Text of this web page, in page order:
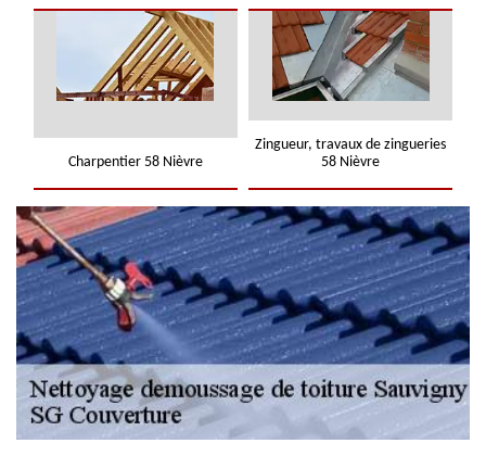
Charpentier 58 Nièvre
Zingueur, travaux de zingueries
58 Nièvre